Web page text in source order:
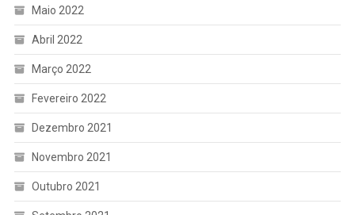
Maio 2022
Abril 2022
Março 2022
Fevereiro 2022
Dezembro 2021
Novembro 2021
Outubro 2021